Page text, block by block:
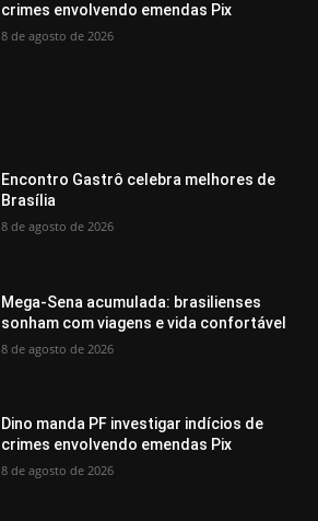
crimes envolvendo emendas Pix
8 de agosto de 2026
Encontro Gastrô celebra melhores de
Brasília
8 de agosto de 2026
Mega-Sena acumulada: brasilienses
sonham com viagens e vida confortável
8 de agosto de 2026
Dino manda PF investigar indícios de
crimes envolvendo emendas Pix
8 de agosto de 2026